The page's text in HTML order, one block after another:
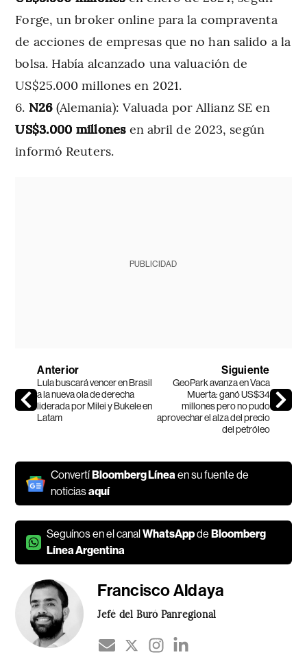
Forge, un broker online para la compraventa
de acciones de empresas que no han salido a la
bolsa. Había alcanzado una valuación de
US$25.000 millones en 2021.
N26 (Alemania): Valuada por Allianz SE en
US$3.000 millonesen abril de 2023, según
informó Reuters.
PUBLICIDAD
Anterior
Lula buscará vencer en Brasil
a la nueva ola de derecha
liderada por Milei y Bukele en
Latam
Siguiente
GeoPark avanza en Vaca
Muerta: ganó US$34
millones pero no pudo
aprovechar el alza del precio
del petróleo
Convertí Bloomberg Líneaen su fuente de
noticiasaquí
Seguínos en el canalWhatsAppde Bloomberg
Línea Argentina
Francisco Aldaya
Jefé del Buró Panregional